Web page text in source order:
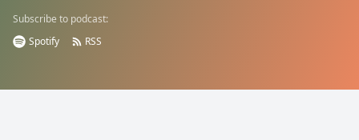
Subscribe to podcast:
Spotify
RSS